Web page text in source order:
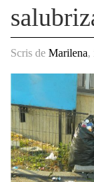
Scris de Marilena,